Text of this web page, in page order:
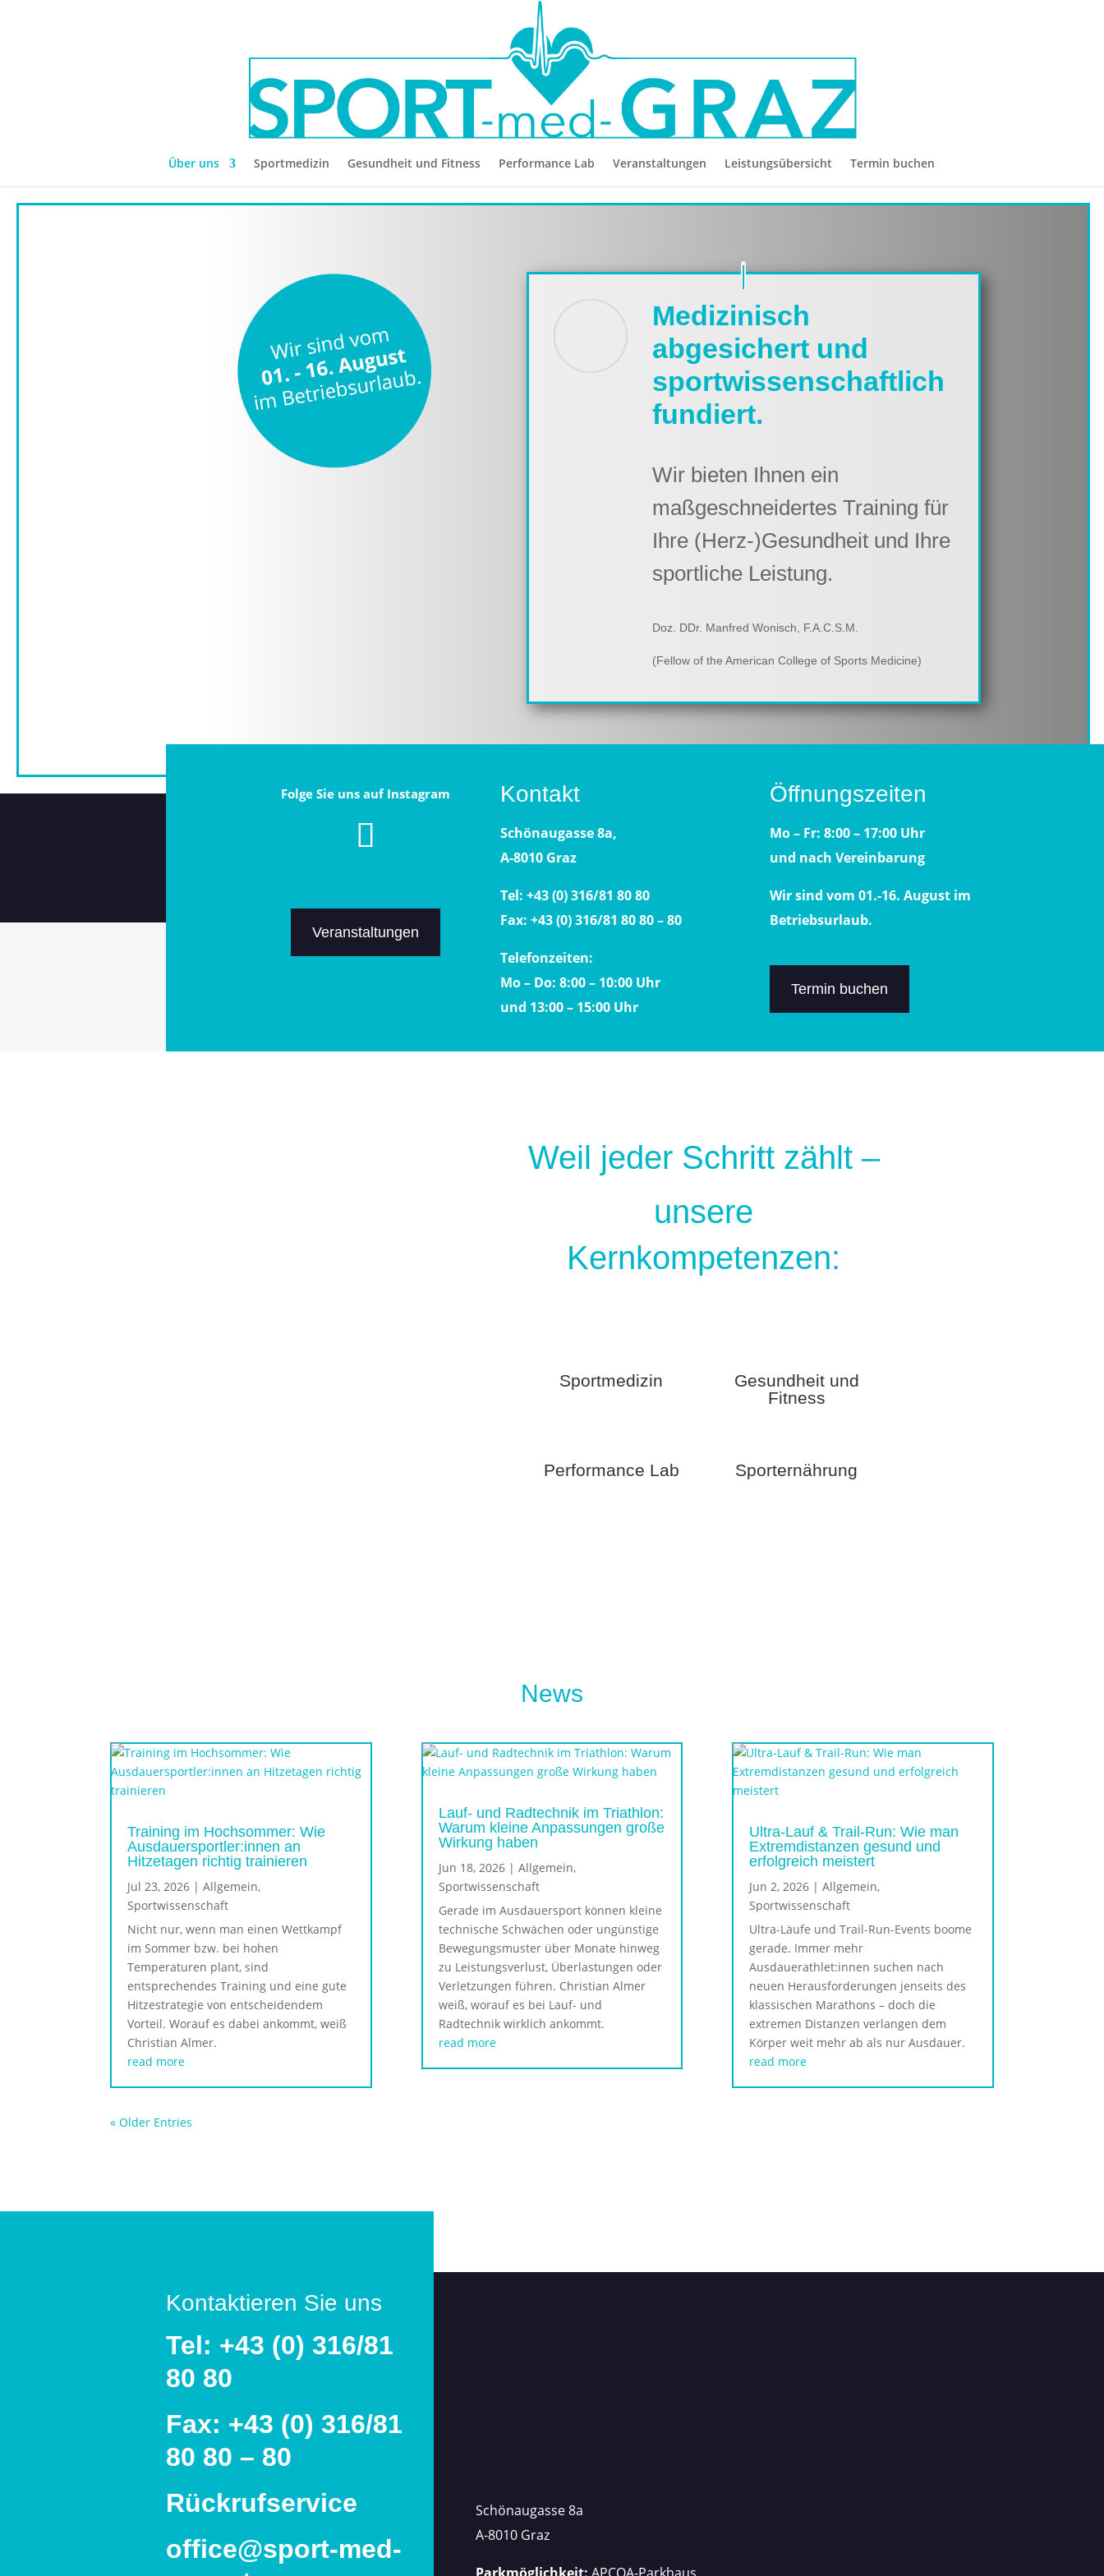
Über uns Sportmedizin Gesundheit und Fitness Performance Lab Veranstaltungen Leistungsübersicht Termin buchen
Medizinisch
abgesichert und
sportwissenschaftlich
fundiert.
Wir bieten Ihnen ein
maßgeschneidertes Training für
Ihre (Herz-)Gesundheit und Ihre
sportliche Leistung.
Doz. DDr. Manfred Wonisch, F.A.C.S.M.
(Fellow of the American College of Sports Medicine)
Folge Sie uns auf Instagram
Veranstaltungen
Kontakt
Schönaugasse 8a,
A-8010 Graz
Tel: +43 (0) 316/81 80 80
Fax: +43 (0) 316/81 80 80 – 80
Telefonzeiten:
Mo – Do: 8:00 – 10:00 Uhr
und 13:00 – 15:00 Uhr
Öffnungszeiten
Mo – Fr: 8:00 – 17:00 Uhr
und nach Vereinbarung
Wir sind vom 01.-16. August im
Betriebsurlaub.
Termin buchen
Weil jeder Schritt zählt –
unsere
Kernkompetenzen:
Sportmedizin
Gesundheit und
Fitness
Performance Lab Sporternährung
News
Training im Hochsommer: Wie
Ausdauersportler:innen an
Hitzetagen richtig trainieren
Jul 23, 2026 |Allgemein,
Sportwissenschaft
Nicht nur, wenn man einen Wettkampf
im Sommer bzw. bei hohen
Temperaturen plant, sind
entsprechendes Training und eine gute
Hitzestrategie von entscheidendem
Vorteil. Worauf es dabei ankommt, weiß
Christian Almer.
read more
Lauf- und Radtechnik im Triathlon:
Warum kleine Anpassungen große
Wirkung haben
Jun 18, 2026| Allgemein,
Sportwissenschaft
Gerade im Ausdauersport können kleine
technische Schwächen oder ungünstige
Bewegungsmuster über Monate hinweg
zu Leistungsverlust, Überlastungen oder
Verletzungen führen. Christian Almer
weiß, worauf es bei Lauf- und
Radtechnik wirklich ankommt.
read more
Ultra-Lauf & Trail-Run: Wie man
Extremdistanzen gesund und
erfolgreich meistert
Jun 2, 2026| Allgemein,
Sportwissenschaft
Ultra-Läufe und Trail-Run-Events boome
gerade. Immer mehr
Ausdauerathlet:innen suchen nach
neuen Herausforderungen jenseits des
klassischen Marathons – doch die
extremen Distanzen verlangen dem
Körper weit mehr ab als nur Ausdauer.
read more
« Older Entries
Kontaktieren Sie uns
Tel: +43 (0) 316/81
80 80
Fax: +43 (0) 316/81
80 80 – 80
Rückrufservice
office@sport-med-
Schönaugasse 8a
A-8010 Graz